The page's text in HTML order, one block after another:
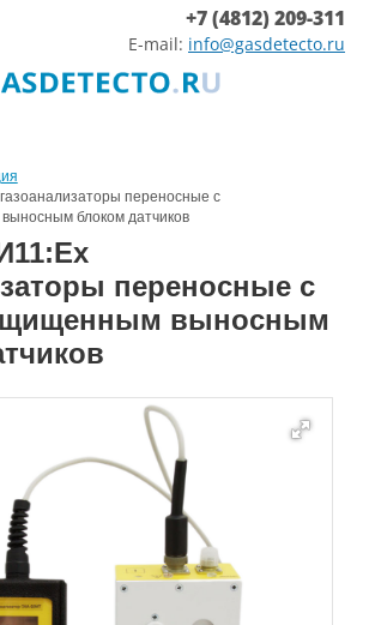
+7 (4812) 209-311
E-mail: info@gasdetecto.ru
переносные с
блоком датчиков
переносные с
выносным